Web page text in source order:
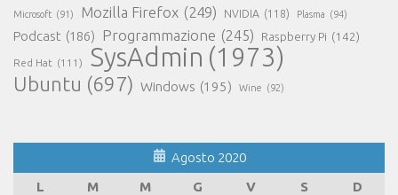
Microsoft (91) Mozilla Firefox (249) NVIDIA (118) Plasma (94)
Podcast (186) Programmazione (245) Raspberry Pi (142)
Red Hat (111) SysAdmin (1973)
Ubuntu (697) Windows (195) Wine (92)
Agosto 2020
L
M M G V S
D